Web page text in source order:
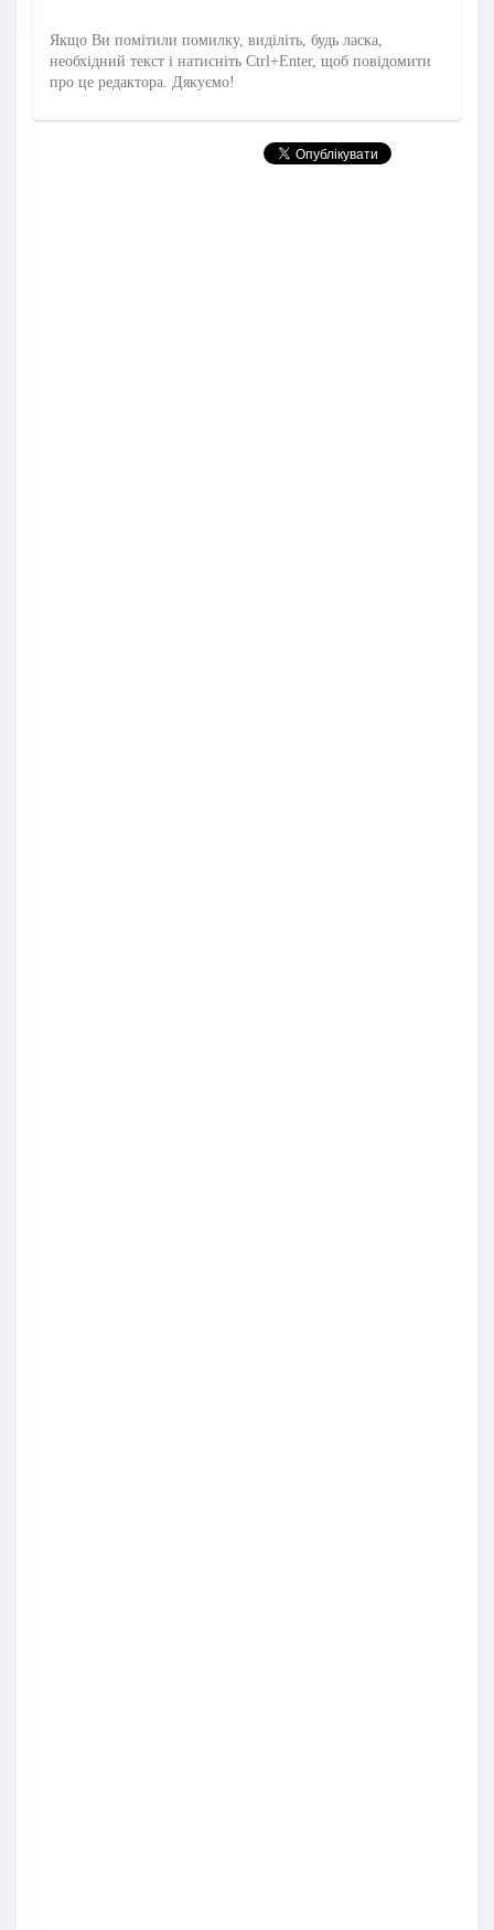
Якщо Ви помітили помилку, виділіть, будь ласка,
необхідний текст і натисніть Ctrl+Enter, щоб повідомити
про це редактора. Дякуємо!